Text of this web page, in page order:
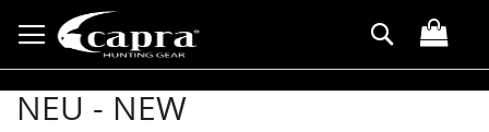
do
treści
Search
NEU - NEW